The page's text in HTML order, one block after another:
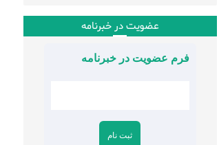
عضویت در خبرنامه
فرم عضویت در خبرنامه